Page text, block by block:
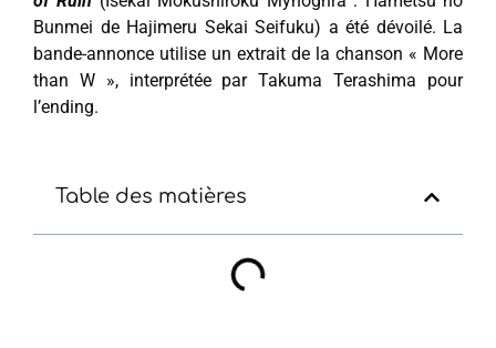
Bunmei de Hajimeru Sekai Seifuku) a été dévoilé. La
bande-annonce utilise un extrait de la chanson « More
than W », interprétée par Takuma Terashima pour
l’ending.
Table des matières